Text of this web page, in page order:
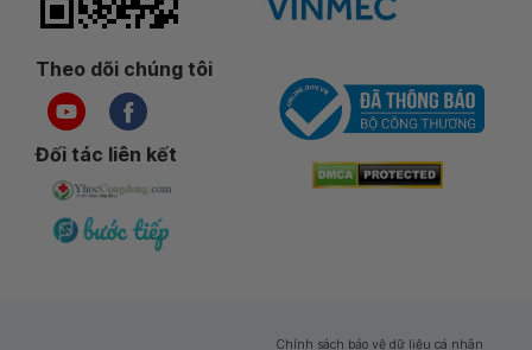
Theo dõi chúng tôi
Đối tác liên kết
Chính sách bảo vệ dữ liệu cá nhân